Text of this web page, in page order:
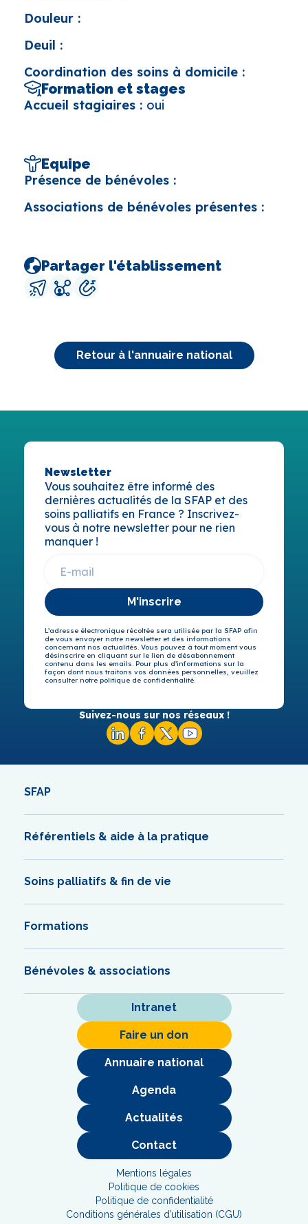
Douleur :
Deuil :
Coordination des soins à domicile :
Formation et stages
Accueil stagiaires : oui
Equipe
Présence de bénévoles :
Associations de bénévoles présentes :
Partager l'établissement
Retour à l'annuaire national
Newsletter
Vous souhaitez être informé des
dernières actualités de la SFAP et des
soins palliatifs en France ? Inscrivez-
vous à notre newsletter pour ne rien
manquer !
M'inscrire
L’adresse électronique récoltée sera utilisée par la SFAP afin
de vous envoyer notre newsletter et des informations
concernant nos actualités. Vous pouvez à tout moment vous
désinscrire en cliquant sur le lien de désabonnement
contenu dans les emails. Pour plus d’informations sur la
façon dont nous traitons vos données personnelles, veuillez
consulter notre politique de confidentialité.
Suivez-nous sur nos réseaux !
SFAP
Référentiels & aide à la pratique
Soins palliatifs & fin de vie
Formations
Bénévoles & associations
Intranet
Faire un don
Annuaire national
Agenda
Actualités
Contact
Mentions légales
Politique de cookies
Politique de confidentialité
Conditions générales d’utilisation (CGU)